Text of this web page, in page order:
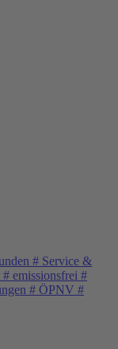
# Service &
# emissionsfrei #
# ÖPNV #